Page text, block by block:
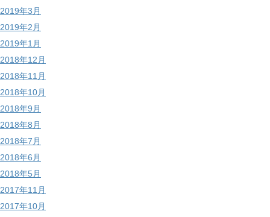
2019年3月
2019年2月
2019年1月
2018年12月
2018年11月
2018年10月
2018年9月
2018年8月
2018年7月
2018年6月
2018年5月
2017年11月
2017年10月